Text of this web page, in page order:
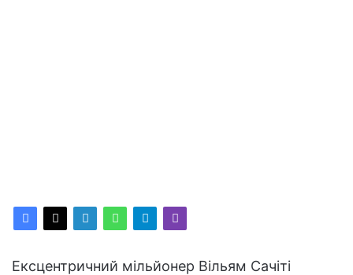
Ексцентричний мільйонер Вільям Сачіті